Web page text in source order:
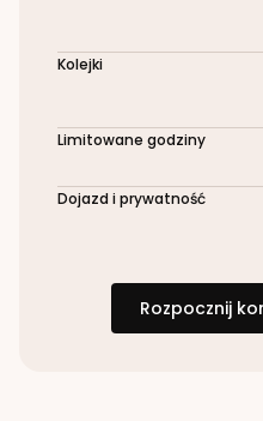
Kolejki
Limitowane godziny
Dojazd i prywatność
Rozpocznij